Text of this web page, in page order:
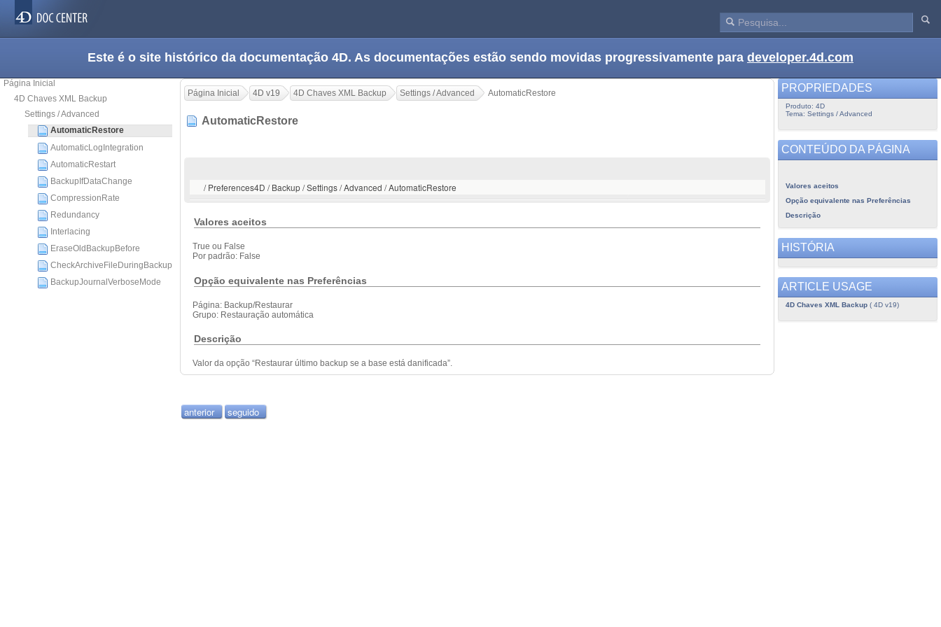
Este é o site histórico da documentação 4D. As documentações estão sendo movidas progressivamente para developer.4d.com
Página Inicial
4D Chaves XML Backup
Settings / Advanced
AutomaticRestore
AutomaticLogIntegration
AutomaticRestart
BackupIfDataChange
CompressionRate
Redundancy
Interlacing
EraseOldBackupBefore
CheckArchiveFileDuringBackup
BackupJournalVerboseMode
Página Inicial 4D v19 4D Chaves XML Backup Settings / Advanced AutomaticRestore
AutomaticRestore
/ Preferences4D / Backup / Settings / Advanced / AutomaticRestore
Valores aceitos
True ou False
Por padrão: False
Opção equivalente nas Preferências
Página: Backup/Restaurar
Grupo: Restauração automática
Descrição
Valor da opção “Restaurar último backup se a base está danificada”.
anterior seguido
PROPRIEDADES
Produto: 4D
Tema: Settings / Advanced
CONTEÚDO DA PÁGINA
Valores aceitos
Opção equivalente nas Preferências
Descrição
HISTÓRIA
ARTICLE USAGE
4D Chaves XML Backup( 4D v19)